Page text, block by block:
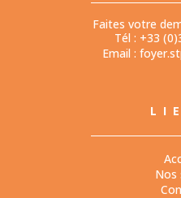
Faites votre
Tél : +33
Email :
Nos